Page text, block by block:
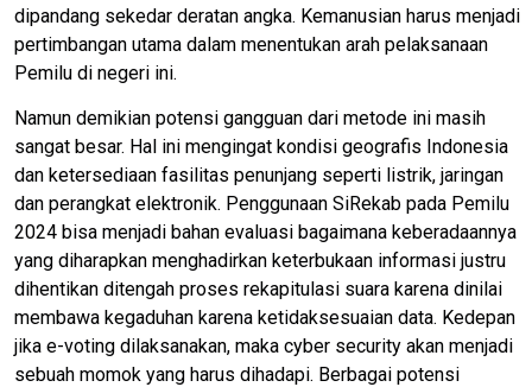
dipandang sekedar deratan angka. Kemanusian harus menjadi
pertimbangan utama dalam menentukan arah pelaksanaan
Pemilu di negeri ini.
Namun demikian potensi gangguan dari metode ini masih
sangat besar. Hal ini mengingat kondisi geografis Indonesia
dan ketersediaan fasilitas penunjang seperti listrik, jaringan
dan perangkat elektronik. Penggunaan SiRekab pada Pemilu
2024 bisa menjadi bahan evaluasi bagaimana keberadaannya
yang diharapkan menghadirkan keterbukaan informasi justru
dihentikan ditengah proses rekapitulasi suara karena dinilai
membawa kegaduhan karena ketidaksesuaian data. Kedepan
jika e-voting dilaksanakan, maka cyber security akan menjadi
sebuah momok yang harus dihadapi. Berbagai potensi